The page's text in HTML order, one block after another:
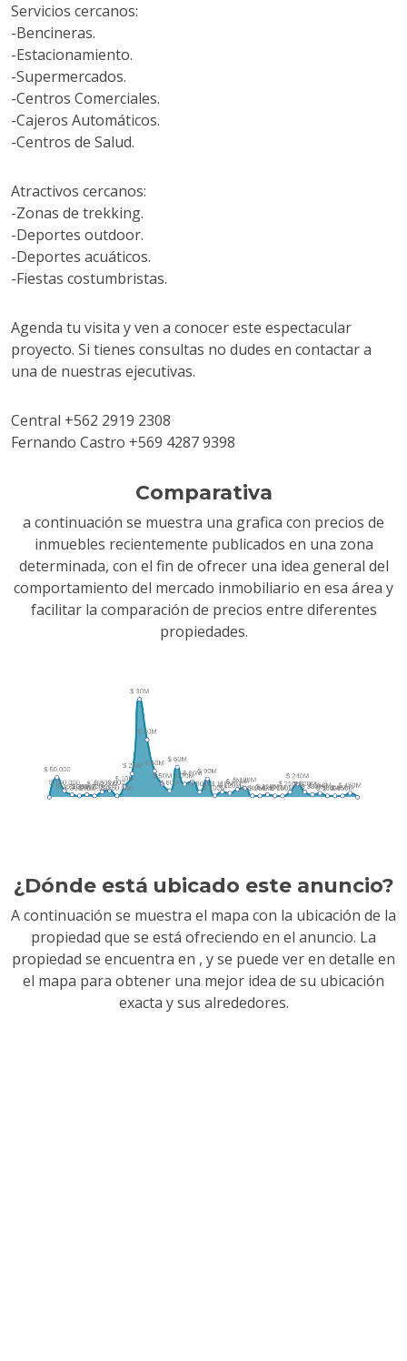
Servicios cercanos:
-Bencineras.
-Estacionamiento.
-Supermercados.
-Centros Comerciales.
-Cajeros Automáticos.
-Centros de Salud.
Atractivos cercanos:
-Zonas de trekking.
-Deportes outdoor.
-Deportes acuáticos.
-Fiestas costumbristas.
Agenda tu visita y ven a conocer este espectacular
proyecto. Si tienes consultas no dudes en contactar a
una de nuestras ejecutivas.
Central +562 2919 2308
Fernando Castro +569 4287 9398
Comparativa
a continuación se muestra una grafica con precios de
inmuebles recientemente publicados en una zona
determinada, con el fin de ofrecer una idea general del
comportamiento del mercado inmobiliario en esa área y
facilitar la comparación de precios entre diferentes
propiedades.
¿Dónde está ubicado este anuncio?
A continuación se muestra el mapa con la ubicación de la
propiedad que se está ofreciendo en el anuncio. La
propiedad se encuentra en , y se puede ver en detalle en
el mapa para obtener una mejor idea de su ubicación
exacta y sus alrededores.